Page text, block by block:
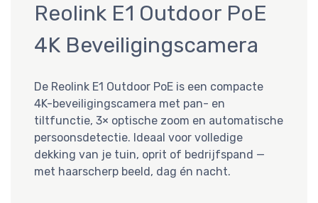
Reolink E1 Outdoor PoE
4K Beveiligingscamera
De Reolink E1 Outdoor PoE is een compacte
4K-beveiligingscamera met pan- en
tiltfunctie, 3× optische zoom en automatische
persoonsdetectie. Ideaal voor volledige
dekking van je tuin, oprit of bedrijfspand —
met haarscherp beeld, dag én nacht.